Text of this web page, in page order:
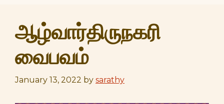
ஆழ்வார்திருநகரி
வைபவம்
January 13, 2022 by sarathy